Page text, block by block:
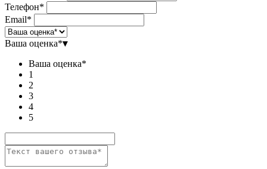
Телефон*
Email*
Ваша оценка*▾
Ваша оценка*
1
2
3
4
5